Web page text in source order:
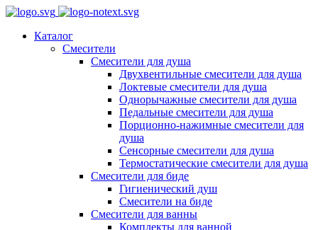
Каталог
Смесители
Смесители для душа
Двухвентильные смесители для душа
Локтевые смесители для душа
Однорычажные смесители для душа
Педальные смесители для душа
Порционно-нажимные смесители для
душа
Сенсорные смесители для душа
Термостатические смесители для душа
Смесители для биде
Гигиенический душ
Смесители на биде
Смесители для ванны
Комплекты для ванной